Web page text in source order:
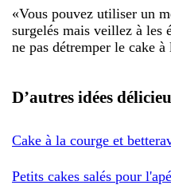
«Vous pouvez utiliser un
surgelés mais veillez à les
ne pas détremper le cake à
D’autres idées
Cake à la courge et
Petits cakes salés pour